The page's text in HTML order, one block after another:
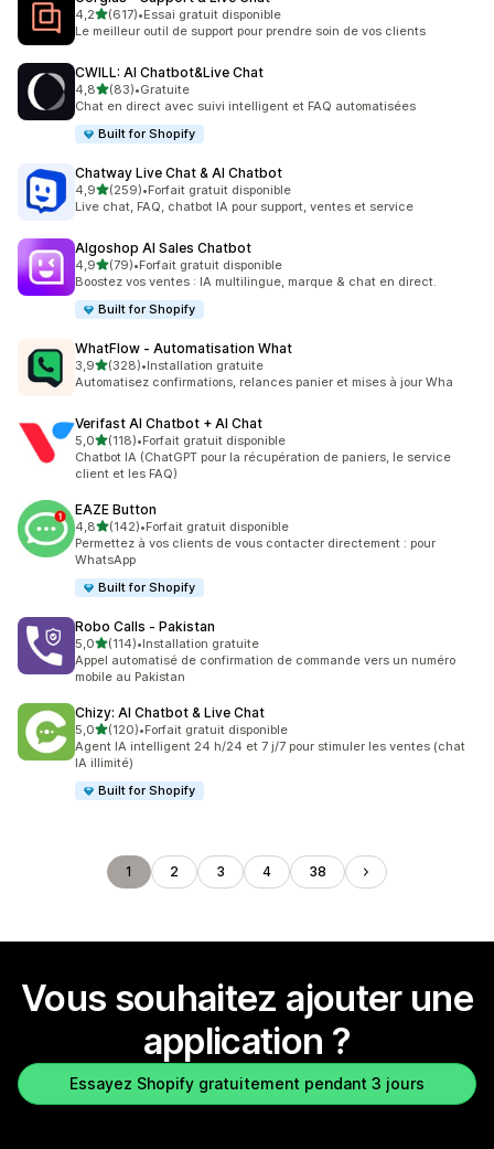
4,2étoile(s) sur 5
(617)
617 avis au total
•Essai gratuit disponible
Le meilleur outil de support pour prendre soin de vos clients
CWILL: AI Chatbot&Live Chat
4,8étoile(s) sur 5
(83)
83 avis au total
•Gratuite
Chat en direct avec suivi intelligent et FAQ automatisées
Built for Shopify
Chatway Live Chat & AI Chatbot
4,9étoile(s) sur 5
(259)
259 avis au total
•Forfait gratuit disponible
Live chat, FAQ, chatbot IA pour support, ventes et service
Algoshop AI Sales Chatbot
4,9étoile(s) sur 5
(79)
79 avis au total
•Forfait gratuit disponible
Boostez vos ventes : IA multilingue, marque & chat en direct.
Built for Shopify
WhatFlow ‑ Automatisation What
3,9étoile(s) sur 5
(328)
328 avis au total
•Installation gratuite
Automatisez confirmations, relances panier et mises à jour Wha
Verifast AI Chatbot + AI Chat
5,0étoile(s) sur 5
(118)
118 avis au total
•Forfait gratuit disponible
Chatbot IA (ChatGPT pour la récupération de paniers, le service
client et les FAQ)
EAZE Button
4,8étoile(s) sur 5
(142)
142 avis au total
•Forfait gratuit disponible
Permettez à vos clients de vous contacter directement : pour
WhatsApp
Built for Shopify
Robo Calls ‑ Pakistan
5,0étoile(s) sur 5
(114)
114 avis au total
•Installation gratuite
Appel automatisé de confirmation de commande vers un numéro
mobile au Pakistan
Chizy: AI Chatbot & Live Chat
5,0étoile(s) sur 5
(120)
120 avis au total
•Forfait gratuit disponible
Agent IA intelligent 24 h/24 et 7 j/7 pour stimuler les ventes (chat
IA illimité)
Built for Shopify
1 2 3 4 38
Vous souhaitez ajouter une
application ?
Essayez Shopify gratuitement pendant 3 jours